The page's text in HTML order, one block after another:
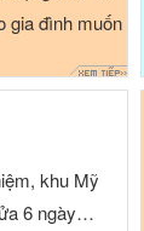
gia đình muốn
khu Mỹ
6 ngày…